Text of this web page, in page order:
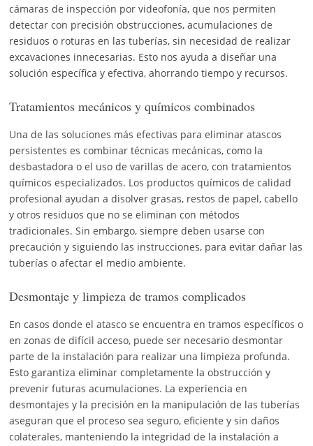
cámaras de inspección por videofonía, que nos permiten
detectar con precisión obstrucciones, acumulaciones de
residuos o roturas en las tuberías, sin necesidad de realizar
excavaciones innecesarias. Esto nos ayuda a diseñar una
solución específica y efectiva, ahorrando tiempo y recursos.
Tratamientos mecánicos y químicos combinados
Una de las soluciones más efectivas para eliminar atascos
persistentes es combinar técnicas mecánicas, como la
desbastadora o el uso de varillas de acero, con tratamientos
químicos especializados. Los productos químicos de calidad
profesional ayudan a disolver grasas, restos de papel, cabello
y otros residuos que no se eliminan con métodos
tradicionales. Sin embargo, siempre deben usarse con
precaución y siguiendo las instrucciones, para evitar dañar las
tuberías o afectar el medio ambiente.
Desmontaje y limpieza de tramos complicados
En casos donde el atasco se encuentra en tramos específicos o
en zonas de difícil acceso, puede ser necesario desmontar
parte de la instalación para realizar una limpieza profunda.
Esto garantiza eliminar completamente la obstrucción y
prevenir futuras acumulaciones. La experiencia en
desmontajes y la precisión en la manipulación de las tuberías
aseguran que el proceso sea seguro, eficiente y sin daños
colaterales, manteniendo la integridad de la instalación a